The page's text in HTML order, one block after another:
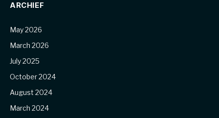
ARCHIEF
May 2026
March 2026
July 2025
October 2024
August 2024
March 2024